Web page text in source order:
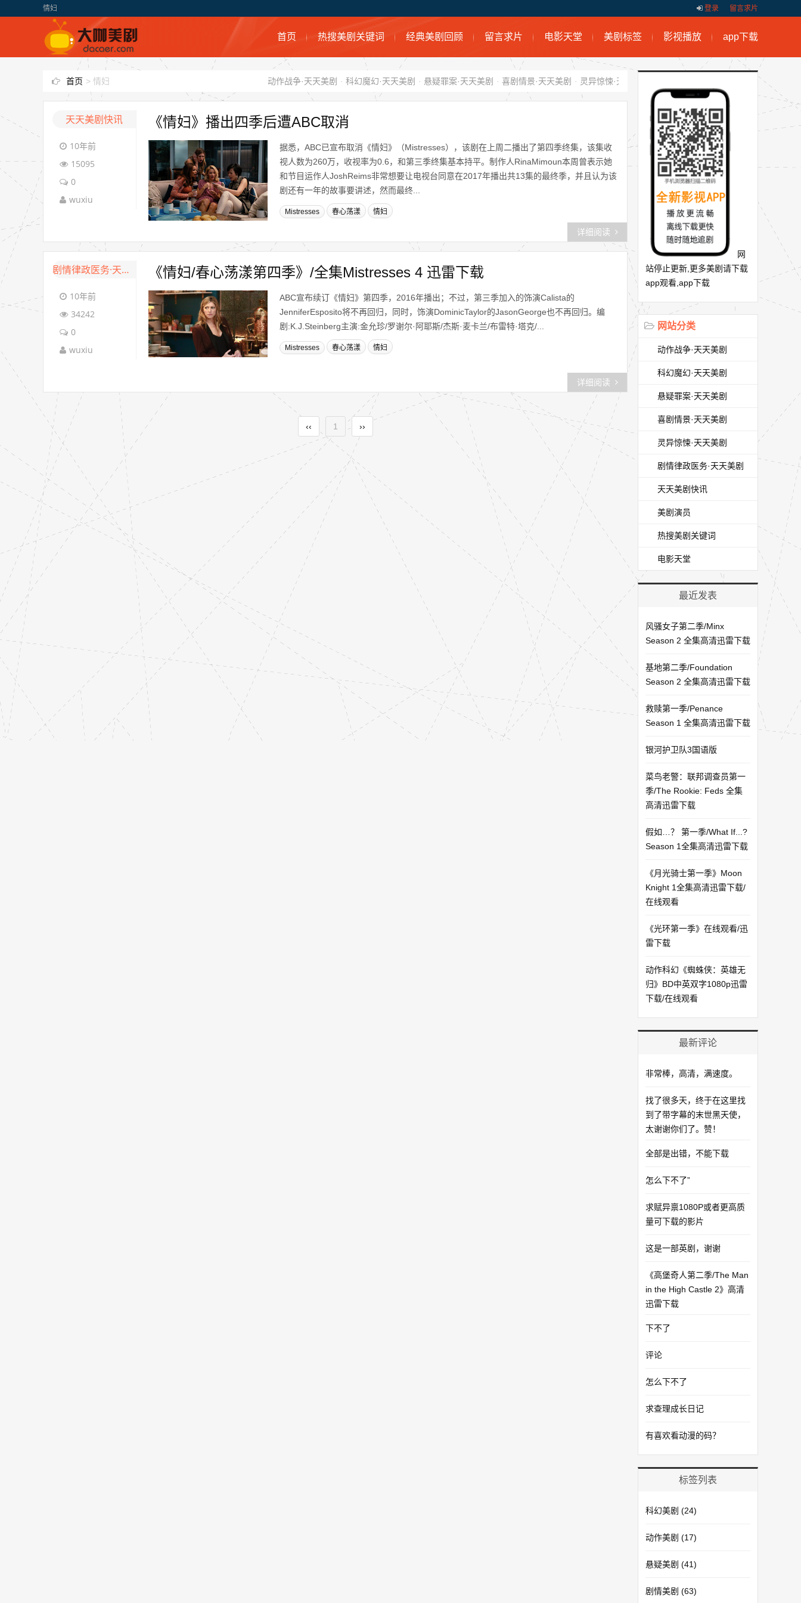
情妇 登录 留言求片
首页 热搜美剧关键词 经典美剧回顾 留言求片 电影天堂 美剧标签 影视播放 app下载
首页 > 情妇 动作战争·天天美剧 · 科幻魔幻·天天美剧 · 悬疑罪案·天天美剧 · 喜剧情景·天天美剧 · 灵异惊悚·天天美剧 天天美剧快
天天美剧快讯
10年前
15095
0
wuxiu
《情妇》播出四季后遭ABC取消
据悉，ABC已宣布取消《情妇》（Mistresses），该剧在上周二播出了第四季终集，该集收
视人数为260万，收视率为0.6，和第三季终集基本持平。制作人RinaMimoun本周曾表示她
和节目运作人JoshReims非常想要让电视台同意在2017年播出共13集的最终季，并且认为该
剧还有一年的故事要讲述，然而最终...
Mistresses 春心荡漾 情妇
详细阅读
剧情律政医务·天天美剧
10年前
34242
0
wuxiu
《情妇/春心荡漾第四季》/全集Mistresses 4 迅雷下载
ABC宣布续订《情妇》第四季，2016年播出；不过，第三季加入的饰演Calista的
JenniferEsposito将不再回归，同时，饰演DominicTaylor的JasonGeorge也不再回归。编
剧:K.J.Steinberg主演:金允珍/罗谢尔·阿耶斯/杰斯·麦卡兰/布雷特·塔克/...
Mistresses 春心荡漾 情妇
详细阅读
‹‹ 1 ››
网
站停止更新,更多美剧请下载
app观看,app下载
网站分类
动作战争·天天美剧
科幻魔幻·天天美剧
悬疑罪案·天天美剧
喜剧情景·天天美剧
灵异惊悚·天天美剧
剧情律政医务·天天美剧
天天美剧快讯
美剧演员
热搜美剧关键词
电影天堂
最近发表
风骚女子第二季/Minx
Season 2 全集高清迅雷下载
基地第二季/Foundation
Season 2 全集高清迅雷下载
救赎第一季/Penance
Season 1 全集高清迅雷下载
银河护卫队3国语版
菜鸟老警：联邦调查员第一
季/The Rookie: Feds 全集
高清迅雷下载
假如…？ 第一季/What If...?
Season 1全集高清迅雷下载
《月光骑士第一季》Moon
Knight 1全集高清迅雷下载/
在线观看
《光环第一季》在线观看/迅
雷下载
动作科幻《蜘蛛侠：英雄无
归》BD中英双字1080p迅雷
下载/在线观看
最新评论
非常棒，高清，满速度。
找了很多天，终于在这里找
到了带字幕的末世黑天使，
太谢谢你们了。赞！
全部是出错，不能下载
怎么下不了”
求赋异禀1080P或者更高质
量可下载的影片
这是一部英剧，谢谢
《高堡奇人第二季/The Man
in the High Castle 2》高清
迅雷下载
下不了
评论
怎么下不了
求查理成长日记
有喜欢看动漫的码？
标签列表
科幻美剧 (24)
动作美剧 (17)
悬疑美剧 (41)
剧情美剧 (63)